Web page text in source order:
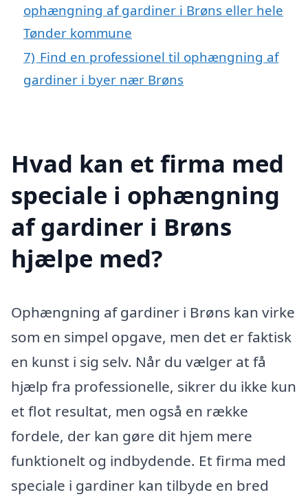
ophængning af gardiner i Brøns eller hele
Tønder kommune
7) Find en professionel til ophængning af
gardiner i byer nær Brøns
Hvad kan et firma med
speciale i ophængning
af gardiner i Brøns
hjælpe med?
Ophængning af gardiner i Brøns kan virke
som en simpel opgave, men det er faktisk
en kunst i sig selv. Når du vælger at få
hjælp fra professionelle, sikrer du ikke kun
et flot resultat, men også en række
fordele, der kan gøre dit hjem mere
funktionelt og indbydende. Et firma med
speciale i gardiner kan tilbyde en bred